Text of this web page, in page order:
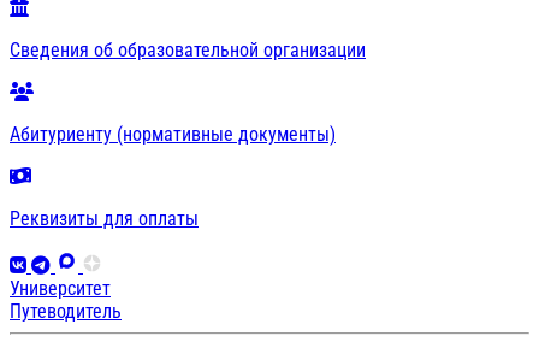
Сведения об образовательной организации
Абитуриенту (нормативные документы)
Реквизиты для оплаты
Университет
Путеводитель